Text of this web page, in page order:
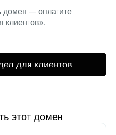
домен — оплатите
клиентов».
для клиентов
этот домен